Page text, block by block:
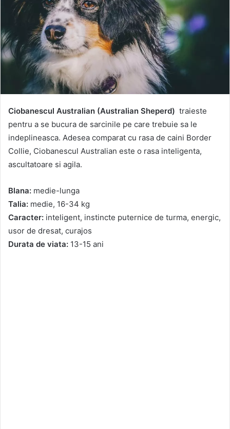
Ciobanescul Australian (Australian Sheperd) traieste
pentru a se bucura de sarcinile pe care trebuie sa le
indeplineasca. Adesea comparat cu rasa de caini Border
Collie, Ciobanescul Australian este o rasa inteligenta,
ascultatoare si agila.
Blana: medie-lunga
Talia: medie, 16-34 kg
Caracter: inteligent, instincte puternice de turma, energic,
usor de dresat, curajos
Durata de viata: 13-15 ani